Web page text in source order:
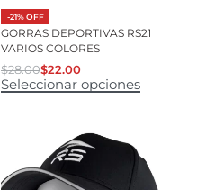
-21% OFF
GORRAS DEPORTIVAS RS21
VARIOS COLORES
$28.00$22.00
Seleccionar opciones